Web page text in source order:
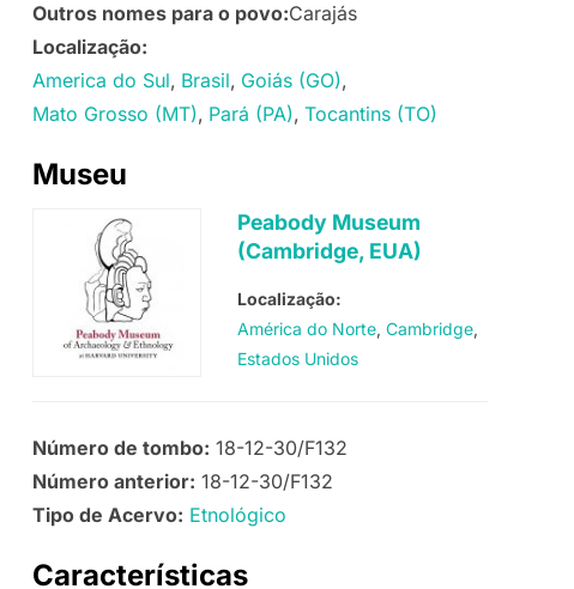
Outros nomes para o povo:Carajás
Localização:
America do Sul Brasil Goiás (GO)
Mato Grosso (MT) Pará (PA) Tocantins (TO)
Museu
Peabody Museum
(Cambridge, EUA)
Localização:
América do Norte Cambridge
Estados Unidos
Número de tombo: 18-12-30/F132
Número anterior: 18-12-30/F132
Tipo de Acervo: Etnológico
Características